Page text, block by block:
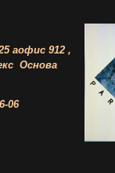
аофис 912 ,
Основа
06